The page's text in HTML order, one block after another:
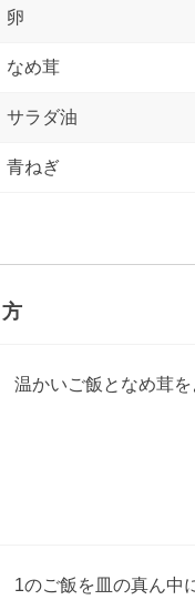
卵
なめ茸
サラダ油
青ねぎ
温かいご飯となめ茸を
1のご飯を皿の真ん中